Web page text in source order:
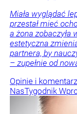
Miała wyglądać
przestał mieć
a żona zobaczyła
estetyczna
partnera, by
– zupełnie od
Opinie i
NasTygodnik